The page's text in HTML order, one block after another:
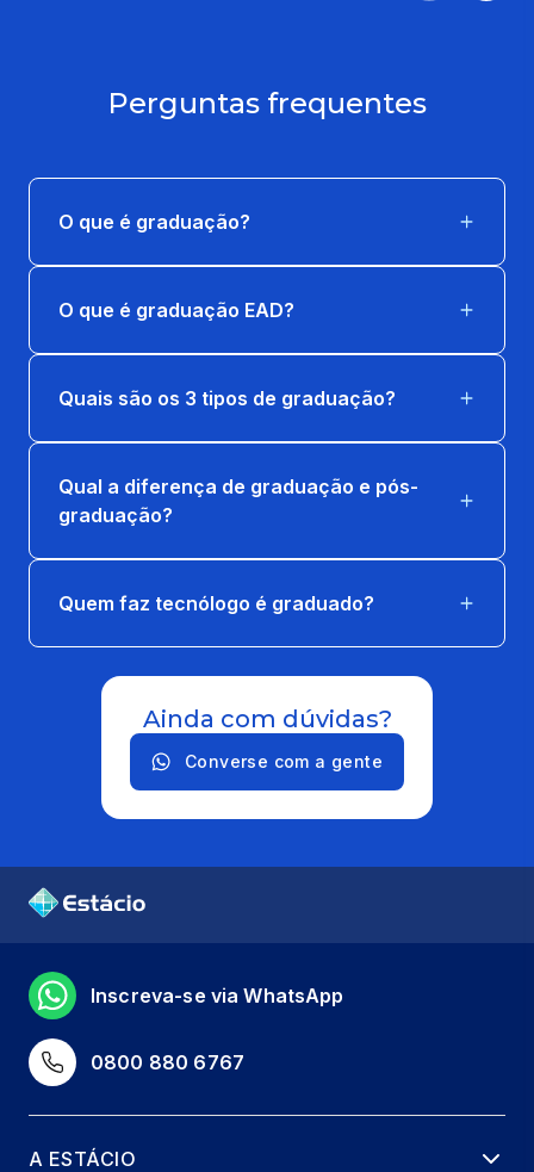
Perguntas frequentes
O que é graduação?
O que é graduação EAD?
Quais são os 3 tipos de graduação?
Qual a diferença de graduação e pós-
graduação?
Quem faz tecnólogo é graduado?
Ainda com dúvidas?
Converse com a gente
0800 880 6767
Inscreva-se via WhatsApp
A ESTÁCIO